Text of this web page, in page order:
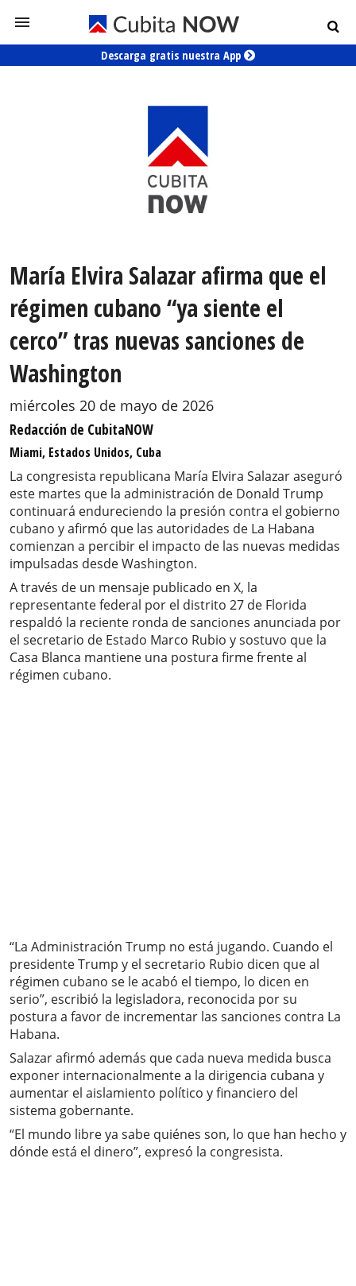
Descarga gratis nuestra App
María Elvira Salazar afirma que el
régimen cubano “ya siente el
cerco” tras nuevas sanciones de
Washington
miércoles 20 de mayo de 2026
Redacción de CubitaNOW
Miami, Estados Unidos, Cuba
La congresista republicana María Elvira Salazar aseguró
este martes que la administración de Donald Trump
continuará endureciendo la presión contra el gobierno
cubano y afirmó que las autoridades de La Habana
comienzan a percibir el impacto de las nuevas medidas
impulsadas desde Washington.
A través de un mensaje publicado en X, la
representante federal por el distrito 27 de Florida
respaldó la reciente ronda de sanciones anunciada por
el secretario de Estado Marco Rubio y sostuvo que la
Casa Blanca mantiene una postura firme frente al
régimen cubano.
“La Administración Trump no está jugando. Cuando el
presidente Trump y el secretario Rubio dicen que al
régimen cubano se le acabó el tiempo, lo dicen en
serio”, escribió la legisladora, reconocida por su
postura a favor de incrementar las sanciones contra La
Habana.
Salazar afirmó además que cada nueva medida busca
exponer internacionalmente a la dirigencia cubana y
aumentar el aislamiento político y financiero del
sistema gobernante.
“El mundo libre ya sabe quiénes son, lo que han hecho y
dónde está el dinero”, expresó la congresista.